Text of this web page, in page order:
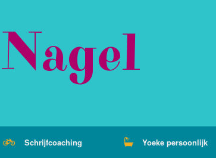
Schrijfcoaching Yoeke persoonlijk